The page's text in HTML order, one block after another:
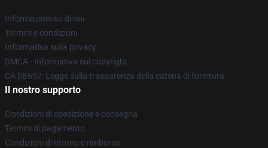
Informazioni su di noi
Termini e condizioni
Informativa sulla privacy
DMCA - Informativa sul copyright
CA SB657: Legge sulla trasparenza della catena di fornitura
Il nostro supporto
Condizioni di spedizione e consegna
Termini di pagamento
Condizioni di ritorno e rimborso